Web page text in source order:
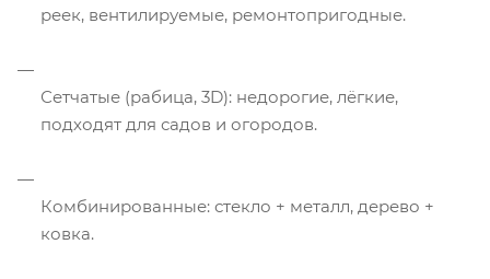
реек, вентилируемые, ремонтопригодные.
Сетчатые (рабица, 3D): недорогие, лёгкие,
подходят для садов и огородов.
Комбинированные: стекло + металл, дерево +
ковка.